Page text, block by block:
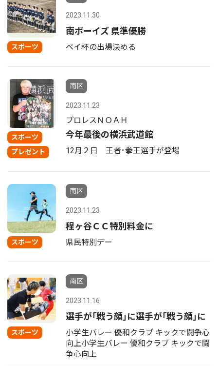
スポーツ
2023.11.30
南ボーイズ 県準優勝
ベイ杯の出場決める
スポーツ
プレゼント
南区
2023.11.23
プロレスＮＯＡＨ
今年最後の横浜武道館
12月２日 王者･拳王選手が登場
スポーツ
南区
2023.11.23
程ヶ谷ＣＣ特別料金に
県民特別デー
スポーツ
南区
2023.11.16
選手が｢戦う顔｣に選手が｢戦う顔｣に
小学生バレー 優和クラブ キックで闘争心
向上小学生バレー 優和クラブ キックで闘
争心向上